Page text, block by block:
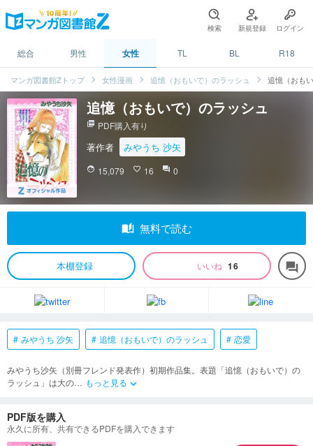
検索 新規登録 ログイン
総合 男性 女性 TL BL R18
マンガ図書館Zトップ 女性漫画 追憶（おもいで）のラッシュ 追憶（おも
追憶（おもいで）のラッシュ
picture_as_pdf PDF購入有り
著作者 みやうち 沙矢
face 15,079 favorite_border 16 question_answer 0
auto_stories 無料で読む
本棚登録 いいね 16 forum
みやうち 沙矢 追憶（おもいで）のラッシュ 恋愛
みやうち沙矢（別冊フレンド発表作）初期作品集。表題「追憶（おもいで）の
ラッシュ」は大の… もっと見る keyboard_arrow_down
PDF版を購入
永久に所有、共有できるPDFを購入できます